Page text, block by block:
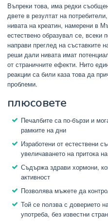
Въпреки това, има редки
двете в резултат на
нивата на креатин, намерени в
естествено образувал се, всеки
направи преглед на съставките
реши дали нивата имат
от страничните ефекти. Нито
реакции са били каза това да
проблеми.
плюсовете
Печалбите са по-бързи и
рамките на дни
Изработени от естествени
увеличаването на притока
Съдържа здрави хормони,
активност
Позволява мъжете да
Той се ползва с доверието
употреба, без известни